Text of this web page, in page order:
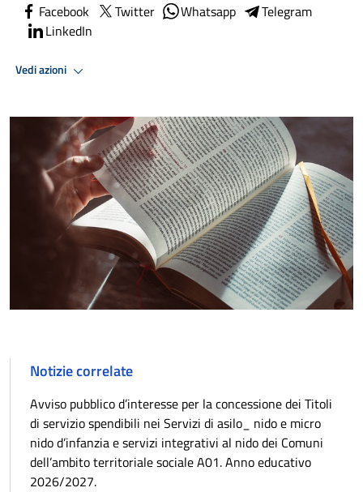
Facebook Twitter Whatsapp
Telegram
LinkedIn
Vedi azioni
Notizie correlate
Avviso pubblico d’interesse per la concessione dei Titoli
di servizio spendibili nei Servizi di asilo_ nido e micro
nido d’infanzia e servizi integrativi al nido dei Comuni
dell’ambito territoriale sociale A01. Anno educativo
2026/2027.